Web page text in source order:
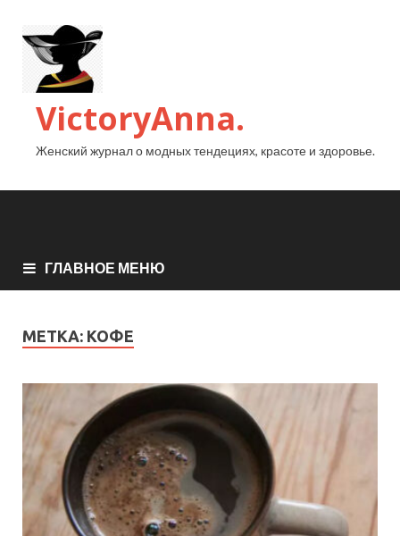
VictoryAnna.
Женский журнал о модных тендециях, красоте и здоровье.
ГЛАВНОЕ МЕНЮ
МЕТКА: КОФЕ